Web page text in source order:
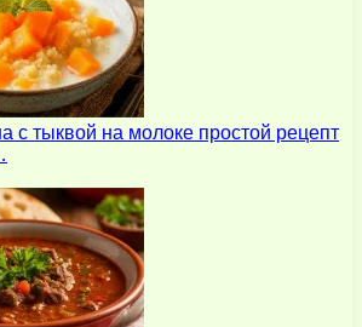
с тыквой на молоке простой рецепт